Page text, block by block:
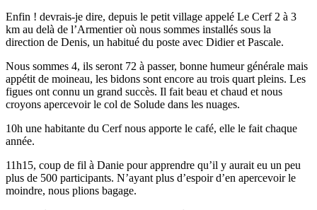
Enfin ! devrais-je dire, depuis le petit village appelé Le Cerf 2 à 3
km au delà de l’Armentier où nous sommes installés sous la
direction de Denis, un habitué du poste avec Didier et Pascale.
Nous sommes 4, ils seront 72 à passer, bonne humeur générale mais
appétit de moineau, les bidons sont encore au trois quart pleins. Les
figues ont connu un grand succès. Il fait beau et chaud et nous
croyons apercevoir le col de Solude dans les nuages.
10h une habitante du Cerf nous apporte le café, elle le fait chaque
année.
11h15, coup de fil à Danie pour apprendre qu’il y aurait eu un peu
plus de 500 participants. N’ayant plus d’espoir d’en apercevoir le
moindre, nous plions bagage.